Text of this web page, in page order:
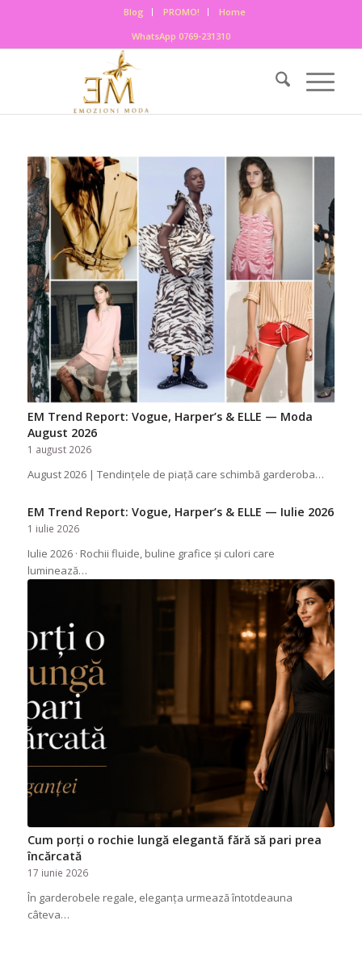
Blog PROMO!
Home
WhatsApp 0769-231310
EM Trend Report: Vogue, Harper’s & ELLE — Moda
August 2026
1 august 2026
August 2026 | Tendințele de piață care schimbă garderoba…
EM Trend Report: Vogue, Harper’s & ELLE — Iulie 2026
1 iulie 2026
Iulie 2026 · Rochii fluide, buline grafice și culori care
luminează…
Cum porți o rochie lungă elegantă fără să pari prea
încărcată
17 iunie 2026
În garderobele regale, eleganța urmează întotdeauna
câteva…